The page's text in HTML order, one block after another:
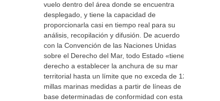
vuelo dentro del área donde se encuentra
desplegado, y tiene la capacidad de
proporcionarla casi en tiempo real para su
análisis, recopilación y difusión. De acuerdo
con la Convención de las Naciones Unidas
sobre el Derecho del Mar, todo Estado «tiene
derecho a establecer la anchura de su mar
territorial hasta un límite que no exceda de 12
millas marinas medidas a partir de líneas de
base determinadas de conformidad con esta